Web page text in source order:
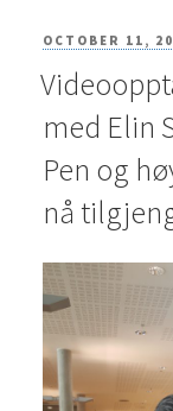
POSTED
ON
OCTOBER 11,
med Elin
Pen og
nå